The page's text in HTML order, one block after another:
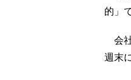
的」
会社
週末